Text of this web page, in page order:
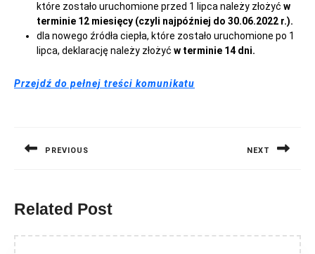
które zostało uruchomione przed 1 lipca należy złożyć w
terminie 12 miesięcy (czyli najpóźniej do 30.06.2022 r.).
dla nowego źródła ciepła, które zostało uruchomione po 1
lipca, deklarację należy złożyć w terminie 14 dni.
Przejdź do pełnej treści komunikatu
PREVIOUS NEXT
Related Post